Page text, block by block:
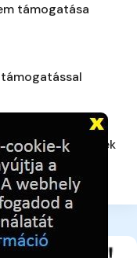
támogatása
Adó 1% gyermekek